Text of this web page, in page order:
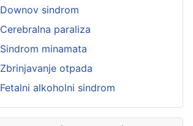
Downov sindrom
Cerebralna paraliza
Sindrom minamata
Zbrinjavanje otpada
Fetalni alkoholni sindrom